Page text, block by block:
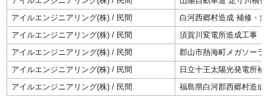
アイルエンジニアリング(株) / 民間
白河西郷村造成 補修・
アイルエンジニアリング(株) / 民間
須賀川変電所造成工事
アイルエンジニアリング(株) / 民間
郡山市熱海町メガソーラ
アイルエンジニアリング(株) / 民間
日立十王太陽光発電所補
アイルエンジニアリング(株) / 民間
福島県白河郡西郷村造成